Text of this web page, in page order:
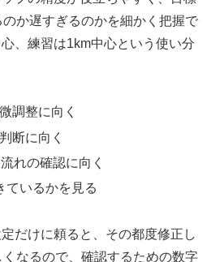
か遅すぎるのかを細かく把握で
、練習は1km中心という使い分
調整に向く
断に向く
れの確認に向く
ているかを見る
だけに頼ると、その都度修正し
なるので、確認するための数字